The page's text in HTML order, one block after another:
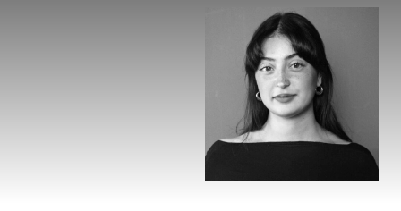
ספרדית – בסיסית.
כישורים נוספים: